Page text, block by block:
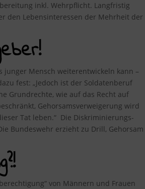
inkl. Wehrpflicht. Langfristig
den Lebensinteressen der Mehrheit der
Mensch weiterentwickeln kann –
fest: „Jedoch ist der Soldatenberuf
Grundrechte, wie auf das Recht auf
Gehorsamsverweigerung wird
Tat leben.“ Die Diskriminierungs-
Bundeswehr erzieht zu Drill, Gehorsam
von Männern und Frauen